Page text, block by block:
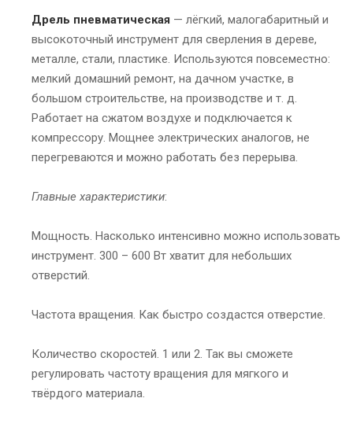
Дрель пневматическая — лёгкий, малогабаритный и
высокоточный инструмент для сверления в дереве,
металле, стали, пластике. Используются повсеместно:
мелкий домашний ремонт, на дачном участке, в
большом строительстве, на производстве и т. д.
Работает на сжатом воздухе и подключается к
компрессору. Мощнее электрических аналогов, не
перегреваются и можно работать без перерыва.
Главные характеристики:
Мощность. Насколько интенсивно можно использовать
инструмент. 300 – 600 Вт хватит для небольших
отверстий.
Частота вращения. Как быстро создастся отверстие.
Количество скоростей. 1 или 2. Так вы сможете
регулировать частоту вращения для мягкого и
твёрдого материала.